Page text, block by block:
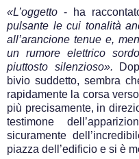
«L’oggetto- ha
pulsante le cui tonalità
all’arancione tenue e,
un rumore elettrico
piuttosto silenzioso».
bivio suddetto, sembra
rapidamente la corsa
più precisamente, in
testimone
sicuramente
piazza dell’edificio e si è